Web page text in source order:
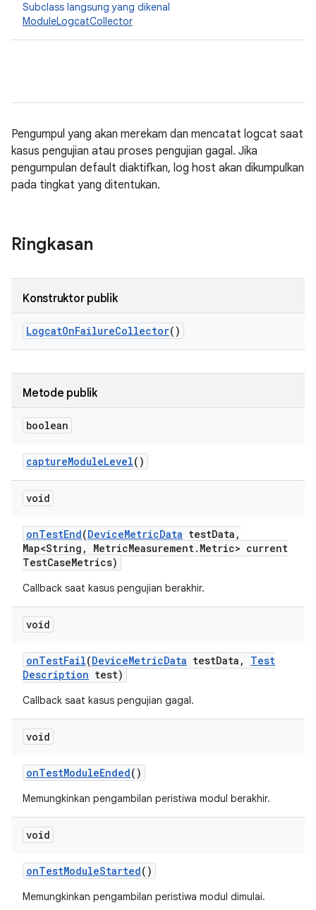
Subclass langsung yang dikenal
ModuleLogcatCollector
Pengumpul yang akan merekam dan mencatat logcat saat
kasus pengujian atau proses pengujian gagal. Jika
pengumpulan default diaktifkan, log host akan dikumpulkan
pada tingkat yang ditentukan.
Ringkasan
Konstruktor publik
LogcatOnFailureCollector()
Metode publik
boolean
captureModuleLevel()
void
onTestEnd(DeviceMetricData testData ,
Map<String , MetricMeasurement. Metric> current
TestCaseMetrics)
Callback saat kasus pengujian berakhir.
void
onTestFail(DeviceMetricData testData ,
Test
Description test)
Callback saat kasus pengujian gagal.
void
onTestModuleEnded()
Memungkinkan pengambilan peristiwa modul berakhir.
void
onTestModuleStarted()
Memungkinkan pengambilan peristiwa modul dimulai.